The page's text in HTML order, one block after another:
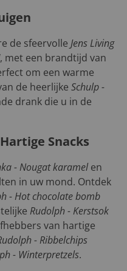
de sfeervolle Jens Living
, met een brandtijd van
om een warme
de heerlijke Schulp -
drank die u in de
Snacks
- Nougat karamelen
in uw mond. Ontdek
- Hot chocolate bomb
Rudolph - Kerstsok
van hartige
- Ribbelchips
- Winterpretzels.